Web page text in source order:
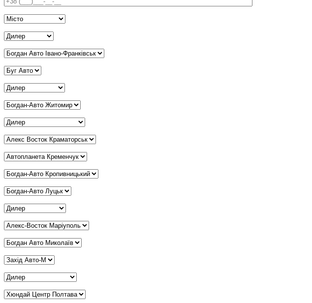
Місто
Дилер Київ *
Дилер Івано-Франківськ*
Дилер Вінниця
Дилер Дніпро *
Дилер Житомир*
Дилер Запоріжжя
Дилер Краматорськ*
Дилер Кременчук*
Дилер Кропивницький*
Дилер Луцьк*
Дилер Львів
Дилер Маріуполь*
Дилер Миколаїв*
Дилер Мукачево
Дилер Одеса
Дилер Полтава*